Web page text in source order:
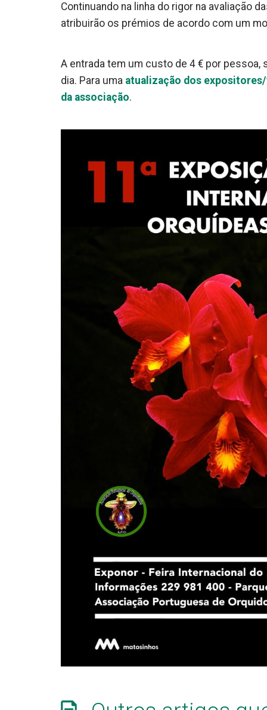
Continuando na linha do rigor na avaliação
atribuirão os prémios de acordo com um
A entrada tem um custo de 4 € por pessoa,
dia. Para uma atualização dos
da associação.